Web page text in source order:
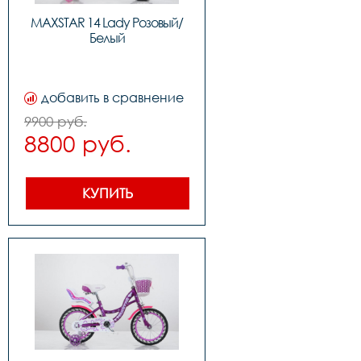
MAXSTAR 14 Lady Розовый/
Белый
добавить в сравнение
9900 руб.
8800 руб.
КУПИТЬ